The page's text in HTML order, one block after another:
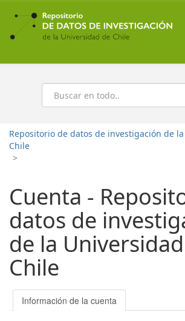
Ir
contenido
principal
Buscar
Repositorio de datos de investigación de
Chile
>
Cuenta -
datos de
de la
Chile
Información de la cuenta